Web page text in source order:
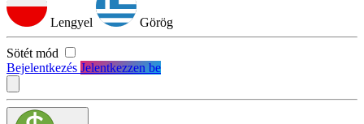
Lengyel Görög
Sötét mód
Bejelentkezés Jelentkezzen be